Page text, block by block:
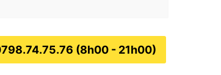
(8h00 - 21h00)